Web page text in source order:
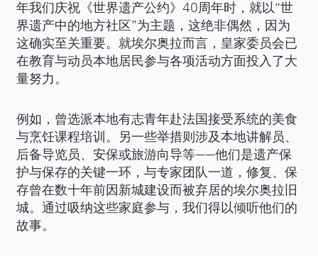
年我们庆祝《世界遗产公约》40周年时，就以“世
界遗产中的地方社区”为主题，这绝非偶然，因为
这确实至关重要。就埃尔奥拉而言，皇家委员会已
在教育与动员本地居民参与各项活动方面投入了大
量努力。
例如，曾选派本地有志青年赴法国接受系统的美食
与烹饪课程培训。另一些举措则涉及本地讲解员、
后备导览员、安保或旅游向导等——他们是遗产保
护与保存的关键一环，与专家团队一道，修复、保
存曾在数十年前因新城建设而被弃居的埃尔奥拉旧
城。通过吸纳这些家庭参与，我们得以倾听他们的
故事。